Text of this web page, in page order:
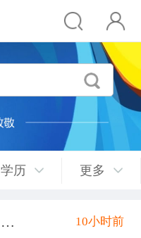
学历 更多
行政管理类,市场 | 媒介 | 广告 | 设计,人事/行政/后勤
10小时前